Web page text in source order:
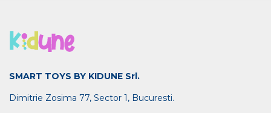
SMART TOYS BY KIDUNE Srl.
Dimitrie Zosima 77, Sector 1, Bucuresti.